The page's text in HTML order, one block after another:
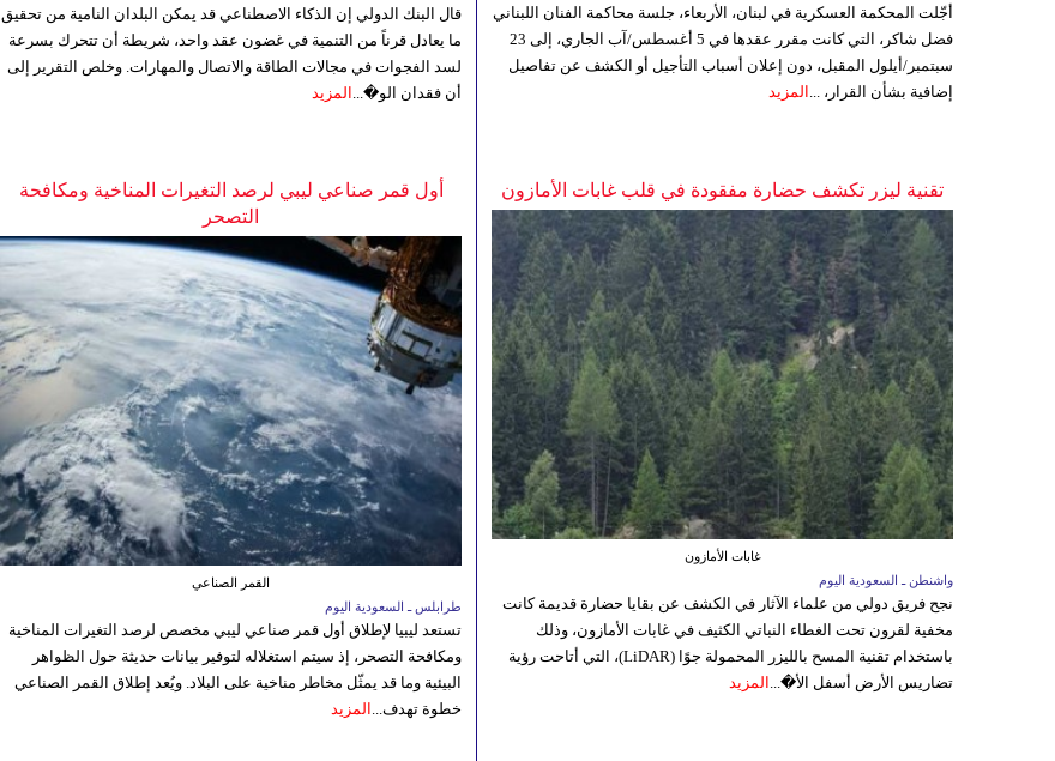
قال البنك الدولي إن الذكاء الاصطناعي قد يمكن البلدان النامية من تحقيق
ما يعادل قرناً من التنمية في غضون عقد واحد، شريطة أن تتحرك بسرعة
لسد الفجوات في مجالات الطاقة والاتصال والمهارات. وخلص التقرير إلى
أن فقدان الو�... المزيد
أجّلت المحكمة العسكرية في لبنان، الأربعاء، جلسة محاكمة الفنان اللبناني
فضل شاكر، التي كانت مقرر عقدها في 5 أغسطس/آب الجاري، إلى 23
سبتمبر/أيلول المقبل، دون إعلان أسباب التأجيل أو الكشف عن تفاصيل
إضافية بشأن القرار، ... المزيد
أول قمر صناعي ليبي لرصد التغيرات المناخية ومكافحة
التصحر
القمر الصناعي
طرابلس ـ السعودية اليوم
تستعد ليبيا لإطلاق أول قمر صناعي ليبي مخصص لرصد التغيرات المناخية
ومكافحة التصحر، إذ سيتم استغلاله لتوفير بيانات حديثة حول الظواهر
البيئية وما قد يمثّل مخاطر مناخية على البلاد. ويُعد إطلاق القمر الصناعي
خطوة تهدف... المزيد
تقنية ليزر تكشف حضارة مفقودة في قلب غابات الأمازون
غابات الأمازون
واشنطن ـ السعودية اليوم
نجح فريق دولي من علماء الآثار في الكشف عن بقايا حضارة قديمة كانت
مخفية لقرون تحت الغطاء النباتي الكثيف في غابات الأمازون، وذلك
باستخدام تقنية المسح بالليزر المحمولة جوًا (LiDAR)، التي أتاحت رؤية
تضاريس الأرض أسفل الأ�... المزيد